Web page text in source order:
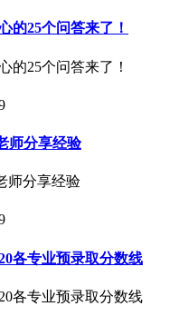
的25个问答来了！
的25个问答来了！
师分享经验
师分享经验
各专业预录取分数线
各专业预录取分数线